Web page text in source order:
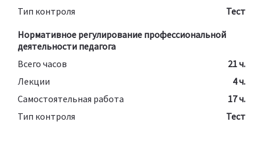
Тип контроля
Тест
Нормативное регулирование профессиональной
деятельности педагога
Всего часов
21 ч.
Лекции
4 ч.
Самостоятельная работа
17 ч.
Тип контроля
Тест